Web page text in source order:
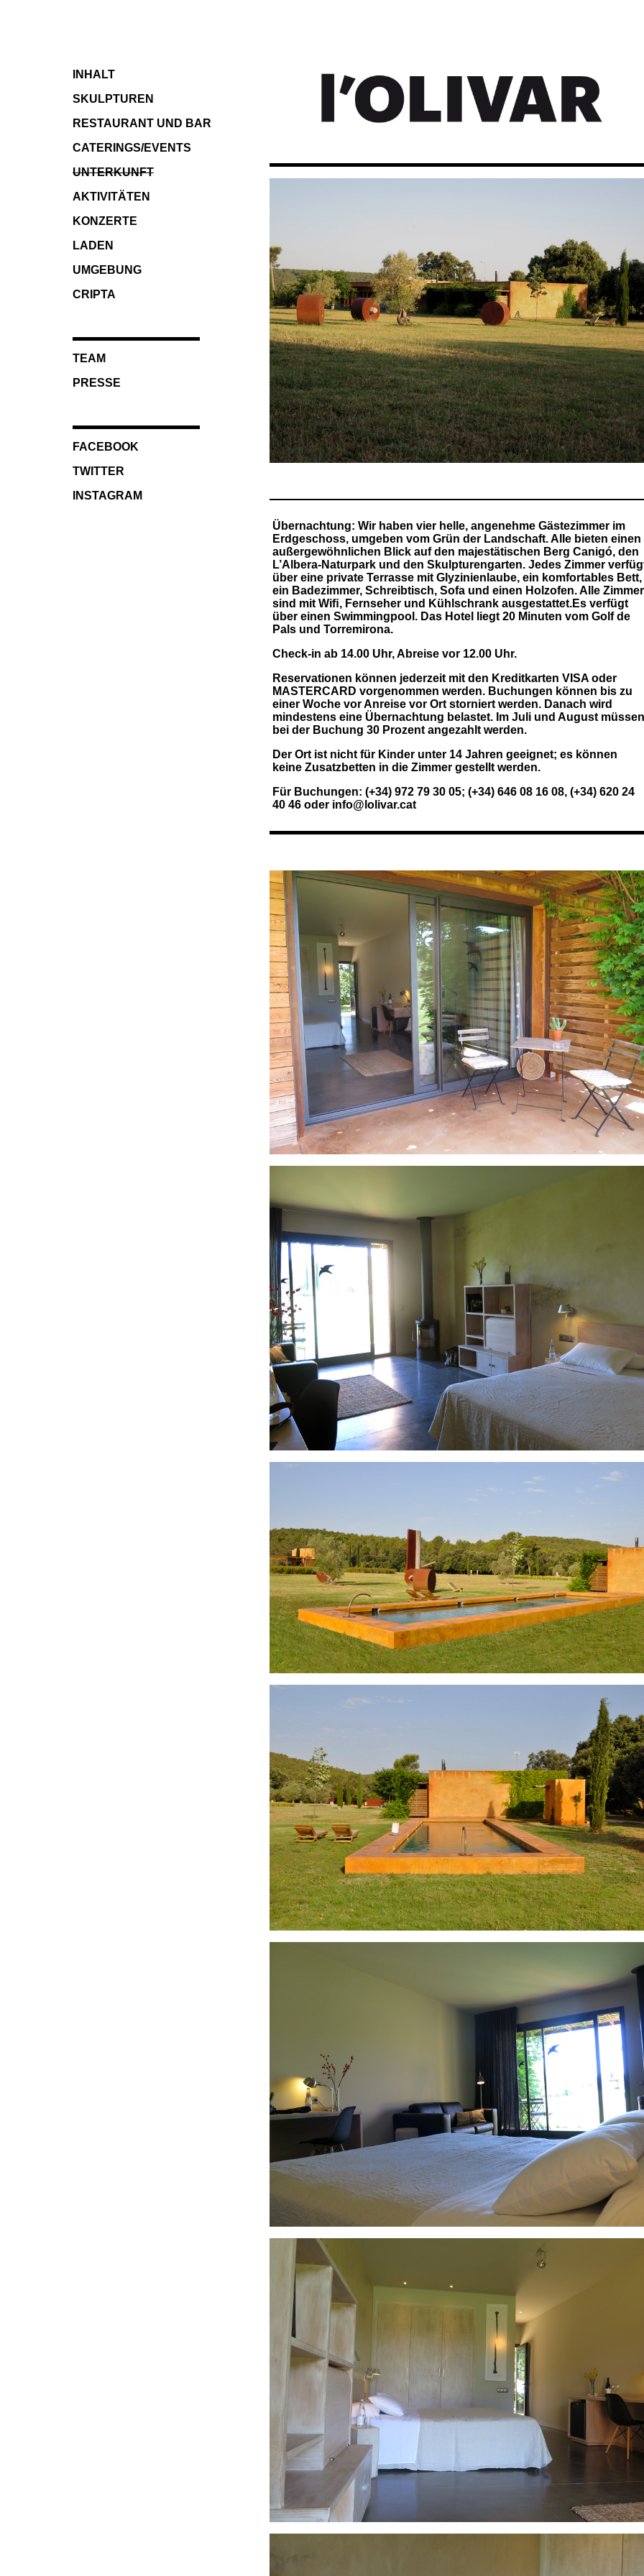
INHALT
SKULPTUREN
RESTAURANT UND BAR
CATERINGS/EVENTS
UNTERKUNFT
AKTIVITÄTEN
KONZERTE
LADEN
UMGEBUNG
CRIPTA
TEAM
PRESSE
FACEBOOK
TWITTER
INSTAGRAM
Übernachtung: Wir haben vier helle, angenehme Gästezimmer im
Erdgeschoss, umgeben vom Grün der Landschaft. Alle bieten einen
außergewöhnlichen Blick auf den majestätischen Berg Canigó, den
L’Albera-Naturpark und den Skulpturengarten. Jedes Zimmer
über eine private Terrasse mit Glyzinienlaube, ein komfortables Bett,
ein Badezimmer, Schreibtisch, Sofa und einen Holzofen. Alle Zimmer
sind mit Wiﬁ, Fernseher und Kühlschrank ausgestattet.Es verfügt
über einen Swimmingpool. Das Hotel liegt 20 Minuten vom Golf de
Pals und Torremirona.
Check-in ab 14.00 Uhr, Abreise vor 12.00 Uhr.
Reservationen können jederzeit mit den Kreditkarten VISA oder
MASTERCARD vorgenommen werden. Buchungen können bis zu
einer Woche vor Anreise vor Ort storniert werden. Danach wird
mindestens eine Übernachtung belastet. Im Juli und August müssen
bei der Buchung 30 Prozent angezahlt werden.
Der Ort ist nicht für Kinder unter 14 Jahren geeignet; es können
keine Zusatzbetten in die Zimmer gestellt werden.
Für Buchungen: (+34) 972 79 30 05; (+34) 646 08 16 08, (+34) 620 24
40 46 oderinfo@lolivar.cat